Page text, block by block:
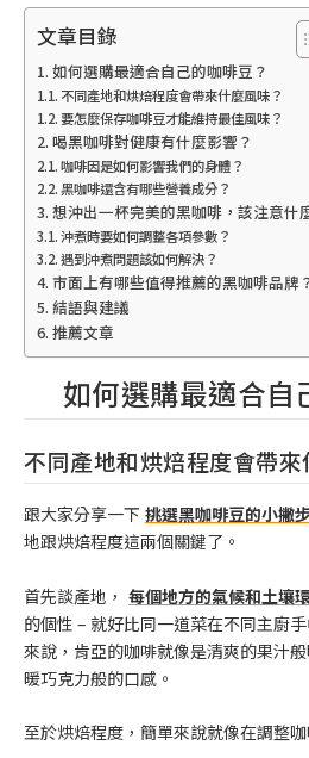
文章目錄
如何選購最適合自己的咖啡豆？
不同產地和烘焙程度會帶來什麼風味？
要怎麼保存咖啡豆才能維持最佳風味？
喝黑咖啡對健康有什麼影響？
咖啡因是如何影響我們的身體？
黑咖啡還含有哪些營養成分？
想沖出一杯完美的黑咖啡，該注意什
沖煮時要如何調整各項參數？
遇到沖煮問題該如何解決？
市面上有哪些值得推薦的黑咖啡品牌
結語與建議
推薦文章
如何選購最適合自
不同產地和烘焙程度會帶來
跟大家分享一下 挑選黑咖啡豆的小撇
地跟烘焙程度這兩個關鍵了。
首先談產地， 每個地方的氣候和土壤
的個性 – 就好比同一道菜在不同主廚
來說，肯亞的咖啡就像是清爽的果汁
暖巧克力般的口感。
至於烘焙程度，簡單來說就像在調整